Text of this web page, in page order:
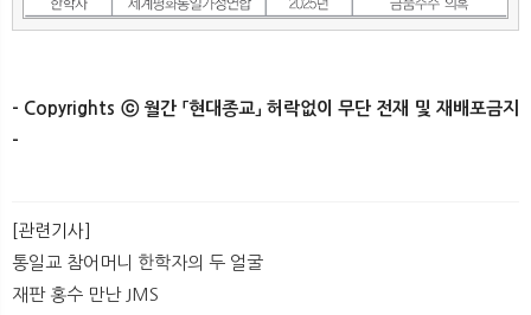
- Copyrights ⓒ 월간 「현대종교」 허락없이 무단 전재 및 재배포금지
-
[관련기사]
통일교 참어머니 한학자의 두 얼굴
재판 홍수 만난 JMS